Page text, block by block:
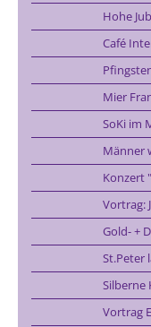
Hohe
Café
Mier
SoKi im
Männer
Konzert
Vortrag:
Gold- +
St.Peter
Silberne
Vortrag